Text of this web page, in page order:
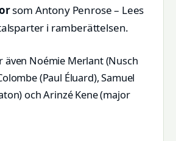
som Antony Penrose – Lees
i ramberättelsen.
även Noémie Merlant (Nusch
(Paul Éluard), Samuel
och Arinzé Kene (major